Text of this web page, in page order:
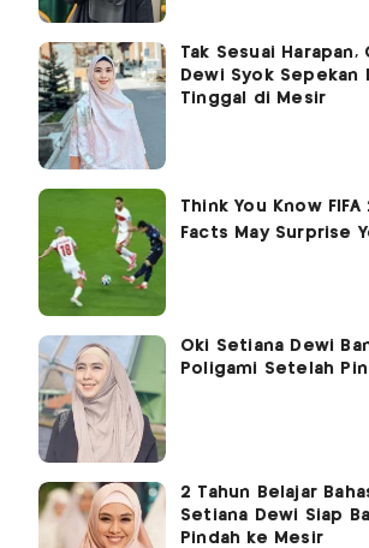
Tak Sesuai Harapan,
Dewi Syok Sepekan
Tinggal di Mesir
Oki Setiana Dewi
Poligami Setelah
2 Tahun Belajar
Setiana Dewi Siap
Pindah ke Mesir